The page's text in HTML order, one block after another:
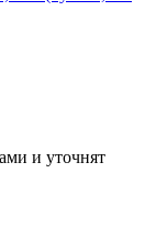
и уточнят